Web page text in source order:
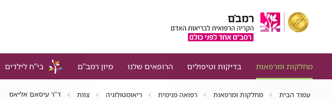
מחלקות ומרפאות בדיקות וטיפולים הרופאים שלנו מיון רמב"ם בי"ח לילדים
עמוד הבית מחלקות ומרפאות רפואה פנימית ריאומטולוגיה צוות ד"ר עיסאם אליאס